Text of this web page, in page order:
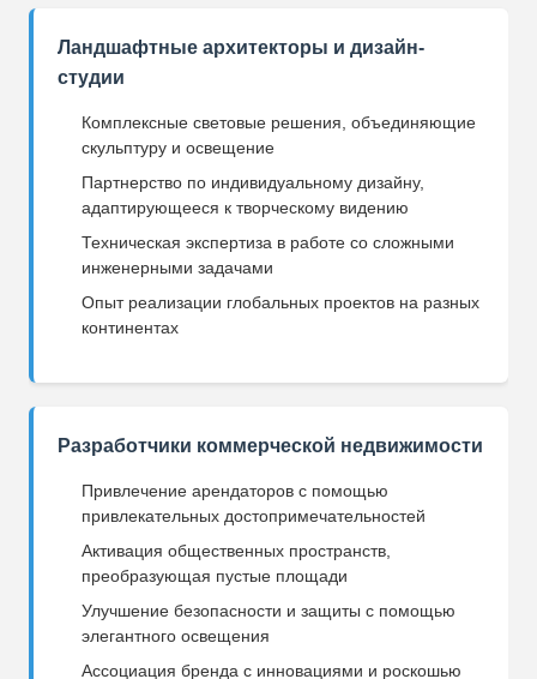
Ландшафтные архитекторы и дизайн-
студии
Комплексные световые решения, объединяющие
скульптуру и освещение
Партнерство по индивидуальному дизайну,
адаптирующееся к творческому видению
Техническая экспертиза в работе со сложными
инженерными задачами
Опыт реализации глобальных проектов на разных
континентах
Разработчики коммерческой недвижимости
Привлечение арендаторов с помощью
привлекательных достопримечательностей
Активация общественных пространств,
преобразующая пустые площади
Улучшение безопасности и защиты с помощью
элегантного освещения
Ассоциация бренда с инновациями и роскошью